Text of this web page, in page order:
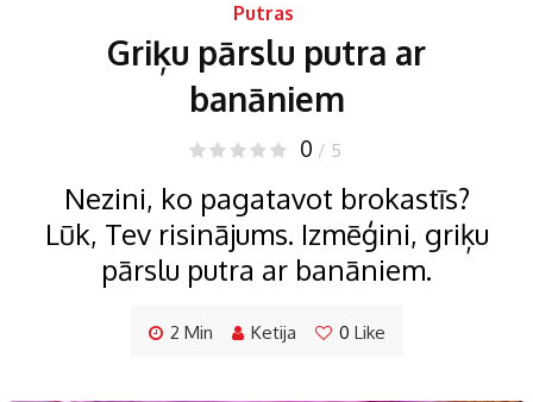
Putras
Griķu pārslu putra ar
banāniem
0 / 5
Nezini, ko pagatavot brokastīs?
Lūk, Tev risinājums. Izmēģini, griķu
pārslu putra ar banāniem.
2 Min Ketija 0 Like